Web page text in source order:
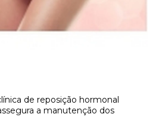
de reposição hormonal
a manutenção dos